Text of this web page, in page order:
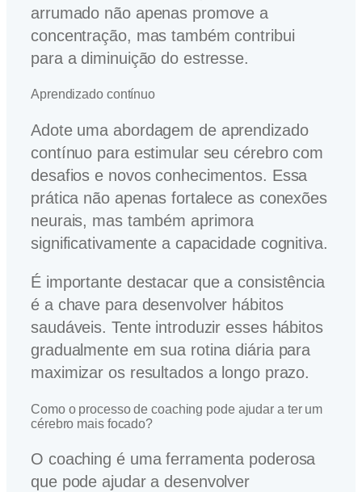
arrumado não apenas promove a
concentração, mas também contribui
para a diminuição do estresse.
Aprendizado contínuo
Adote uma abordagem de aprendizado
contínuo para estimular seu cérebro com
desafios e novos conhecimentos. Essa
prática não apenas fortalece as conexões
neurais, mas também aprimora
significativamente a capacidade cognitiva.
É importante destacar que a consistência
é a chave para desenvolver hábitos
saudáveis. Tente introduzir esses hábitos
gradualmente em sua rotina diária para
maximizar os resultados a longo prazo.
Como o processo de coaching pode ajudar a ter um
cérebro mais focado?
O coaching é uma ferramenta poderosa
que pode ajudar a desenvolver